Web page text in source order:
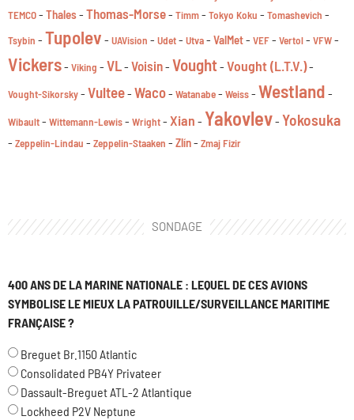
TEMCO- Thales- Thomas-Morse- Timm- Tokyo Koku - Tomashevich -
Tsybin - Tupolev - UAVision - Udet- Utva- ValMet- VEF- Vertol- VFW-
Vickers- Viking - VL- Voisin- Vought- Vought (L.T.V.)-
Vought-Sikorsky- Vultee- Waco- Watanabe- Weiss- Westland -
Wibault- Wittemann-Lewis- Wright- Xian - Yakovlev- Yokosuka
- Zeppelin-Lindau - Zeppelin-Staaken - Zlín- Zmaj Fizir
SONDAGE
400 ANS DE LA MARINE NATIONALE : LEQUEL DE CES AVIONS
SYMBOLISE LE MIEUX LA PATROUILLE/SURVEILLANCE MARITIME
FRANÇAISE ?
Breguet Br.1150 Atlantic
Consolidated PB4Y Privateer
Dassault-Breguet ATL-2 Atlantique
Lockheed P2V Neptune